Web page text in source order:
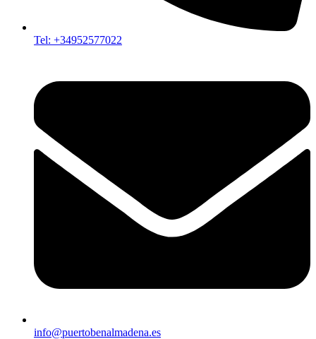
Tel: +34952577022
info@puertobenalmadena.es